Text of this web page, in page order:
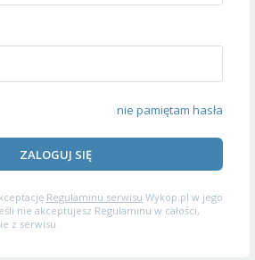
nie pamiętam hasła
ZALOGUJ SIĘ
Regulaminu serwisu Wykop.pl w jego
nie akceptujesz Regulaminu w całości,
z serwisu.